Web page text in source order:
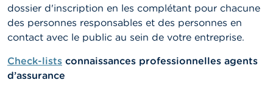
dossier d'inscription en les complétant pour chacune
des personnes responsables et des personnes en
contact avec le public au sein de votre entreprise.
Check-lists connaissances professionnelles agents
d’assurance